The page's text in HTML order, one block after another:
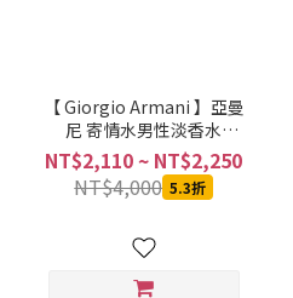
【 Giorgio Armani 】亞曼
尼 寄情水男性淡香水
100ML
NT$2,110 ~ NT$2,250
NT$4,000 5.3折